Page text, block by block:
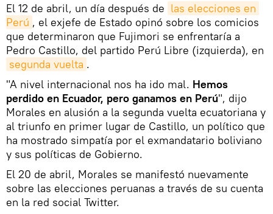
El 12 de abril, un día después de las elecciones en
Perú , el exjefe de Estado opinó sobre los comicios
que determinaron que Fujimori se enfrentaría a
Pedro Castillo, del partido Perú Libre (izquierda), en
segunda vuelta .
"A nivel internacional nos ha ido mal. Hemos
perdido en Ecuador, pero ganamos en Perú", dijo
Morales en alusión a la segunda vuelta ecuatoriana y
al triunfo en primer lugar de Castillo, un político que
ha mostrado simpatía por el exmandatario boliviano
y sus políticas de Gobierno.
El 20 de abril, Morales se manifestó nuevamente
sobre las elecciones peruanas a través de su cuenta
en la red social Twitter.